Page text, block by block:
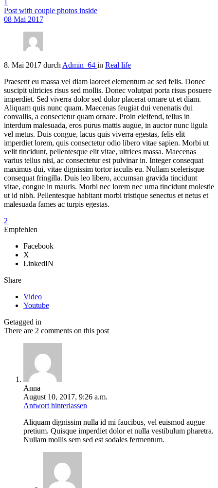
1
Post with couple photos inside
08 Mai 2017
8. Mai 2017 durchAdmin_64 in Real life
Praesent eu massa vel diam laoreet elementum ac sed felis. Donec
suscipit ultricies risus sed mollis. Donec volutpat porta risus posuere
imperdiet. Sed viverra dolor sed dolor placerat ornare ut et diam.
Aliquam quis nunc quam. Maecenas feugiat dui venenatis dui
convallis, a consectetur quam ornare. Proin eleifend, tellus in
interdum malesuada, eros purus mattis augue, in auctor nunc ligula
vel metus. Duis congue, lacus quis viverra egestas, felis elit
imperdiet lorem, quis consectetur odio libero vitae sapien. Morbi ut
velit tincidunt, pellentesque elit vitae, ultrices massa. Maecenas
varius tellus nisi, ac consectetur est pulvinar in. Integer consequat
maximus dui, vitae dignissim tortor iaculis eu. Nullam scelerisque
consequat fringilla. Duis leo libero, accumsan gravida tincidunt
vitae, congue in mauris. Morbi nec lorem nec urna tincidunt molestie
ut id nibh. Pellentesque habitant morbi tristique senectus et netus et
malesuada fames ac turpis egestas.
2
Empfehlen
Facebook
X
LinkedIN
Share
Video
Youtube
Getagged in
There are 2 comments on this post
Anna
August 10, 2017, 9:26 a.m.
Antwort hinterlassen
Aliquam dignissim nulla id mi faucibus, vel euismod augue
pretium. Quisque imperdiet dolor et nulla vestibulum pharetra.
Nullam mollis sem sed est sodales fermentum.